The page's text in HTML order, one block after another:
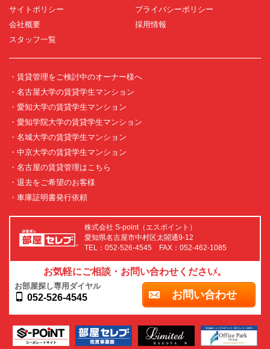
サイトポリシー
プライバシーポリシー
会社概要
採用情報
スタッフ一覧
・賃貸管理をご検討中のオーナー様へ
・名古屋大学の賃貸学生マンション
・愛知大学の賃貸学生マンション
・愛知学院大学の賃貸学生マンション
・名城大学の賃貸学生マンション
・中京大学の賃貸学生マンション
・名古屋の賃貸管理はこちら
・退去をご希望のお客様
・車庫証明書発行依頼
株式会社 S-point（エスポイント）
愛知県名古屋市中村区太閤通9-12
TEL：052-526-4545 FAX：052-462-1085
お気軽にご相談・お問い合わせください。
お部屋探し専用ダイヤル
052-526-4545 お問い合わせ